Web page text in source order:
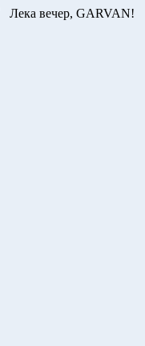
Лека вечер, GARVAN!